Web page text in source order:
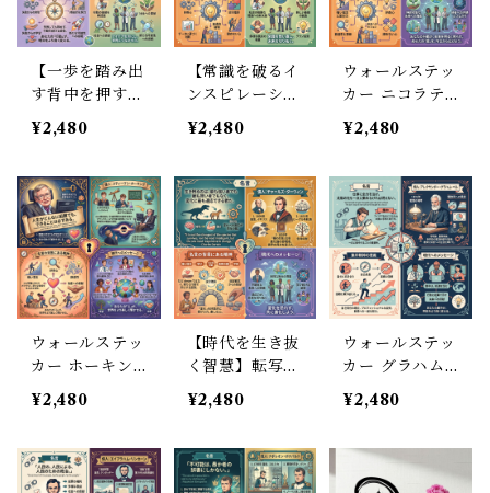
0cm
【一歩を踏み出
す背中を押す】
転写 ウォール
ステッカー 英
ムベル フチな
し カフェ風 30
×50cm
¥2,480
【常識を破るイ
ンスピレーショ
ン】ウォールス
テッカー ライ
語 進歩 挑戦 シ
ール 転写シー
ト デスク周り
書斎 模様替え
30×50cm
¥2,480
ウォールステッ
カー ニコラテ
スラ 名言 英語
未来 科学 イン
転写タイプ 書
斎 部屋 DIY 30
×50cm
¥2,480
ウォールステッ
カー ホーキン
グ博士 名言 英
語 応援 シール
強部屋 書斎 リ
ビング 北欧 30
¥2,480
【時代を生き抜
く智慧】転写
ウォールステッ
カー ダーウィ
イント風仕上が
り モノトーン
¥2,480
ウォールステッ
カー グラハム
ベル 名言 英語
集中 努力 シー
勉強部屋 書斎
デスク 30×50c
¥2,480